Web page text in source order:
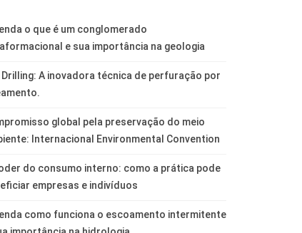
o que é um conglomerado
e sua importância na geologia
A inovadora técnica de perfuração por
global pela preservação do meio
Internacional Environmental Convention
do consumo interno: como a prática pode
empresas e indivíduos
como funciona o escoamento intermitente